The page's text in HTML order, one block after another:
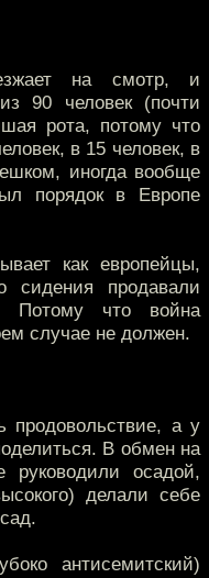
на смотр, и
90 человек (почти
рота, потому что
в 15 человек, в
иногда вообще
порядок в Европе
как европейцы,
сидения продавали
Потому что война
случае не должен.
продовольствие, а у
В обмен на
руководили осадой,
делали себе
антисемитский)